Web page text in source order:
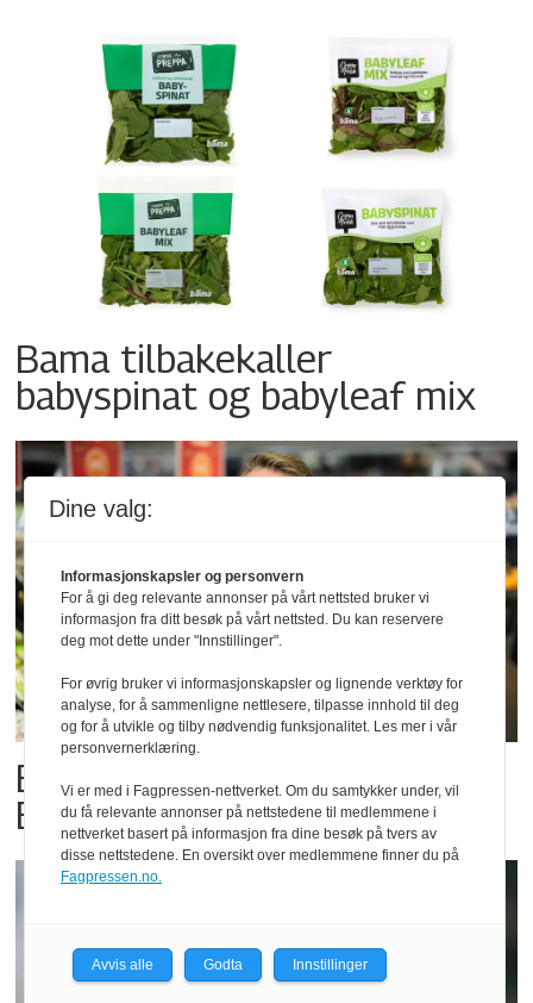
Bama tilbakekaller
babyspinat og babyleaf mix
Billigbonanza da Norge slo
Elfenbenkysten
Dine valg:
Informasjonskapsler og personvern
For å gi deg relevante annonser på vårt nettsted bruker vi
informasjon fra ditt besøk på vårt nettsted. Du kan reservere
deg mot dette under "Innstillinger".
For øvrig bruker vi informasjonskapsler og lignende verktøy for
analyse, for å sammenligne nettlesere, tilpasse innhold til deg
og for å utvikle og tilby nødvendig funksjonalitet. Les mer i vår
personvernerklæring.
Vi er med i Fagpressen-nettverket. Om du samtykker under, vil
du få relevante annonser på nettstedene til medlemmene i
nettverket basert på informasjon fra dine besøk på tvers av
disse nettstedene. En oversikt over medlemmene finner du på
Fagpressen.no.
Avvis alle Godta Innstillinger